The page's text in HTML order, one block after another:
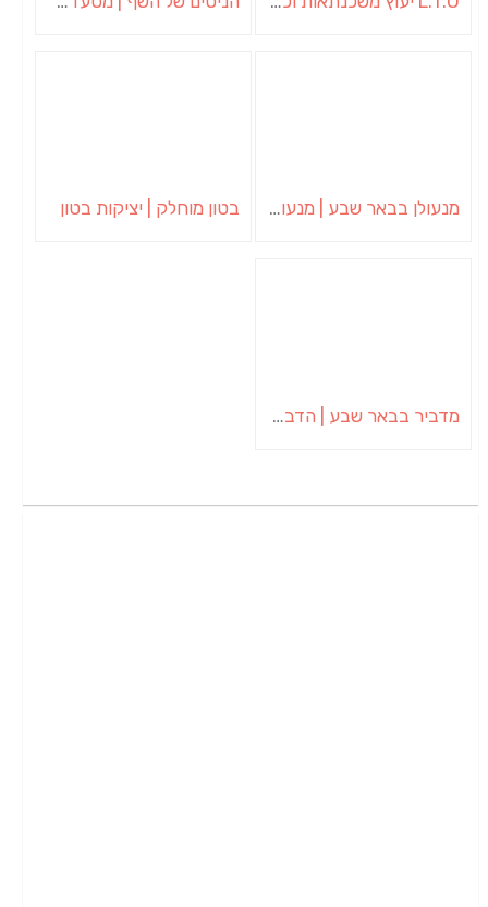
מנעולן בבאר שבע | מנעולן באופקים | ויטלי המנעולן בטון מוחלק | יציקות בטון
מדביר בבאר שבע | הדברה בבאר שבע | יוגב הדברות